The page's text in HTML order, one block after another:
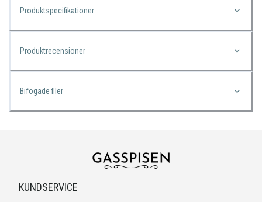
Produktspecifikationer
Produktrecensioner
Bifogade filer
KUNDSERVICE